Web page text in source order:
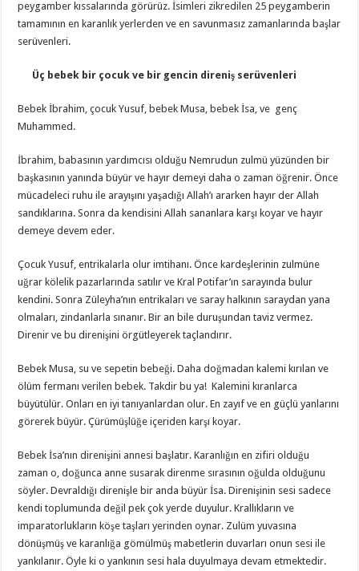
peygamber kıssalarında görürüz. İsimleri zikredilen 25 peygamberin
tamamının en karanlık yerlerden ve en savunmasız zamanlarında başlar
serüvenleri.
Üç bebek bir çocuk ve bir gencin direniş serüvenleri
Bebek İbrahim, çocuk Yusuf, bebek Musa, bebek İsa, ve genç
Muhammed.
İbrahim, babasının yardımcısı olduğu Nemrudun zulmü yüzünden bir
başkasının yanında büyür ve hayır demeyi daha o zaman öğrenir. Önce
mücadeleci ruhu ile arayışını yaşadığı Allah’ı ararken hayır der Allah
sandıklarına. Sonra da kendisini Allah sananlara karşı koyar ve hayır
demeye devem eder.
Çocuk Yusuf, entrikalarla olur imtihanı. Önce kardeşlerinin zulmüne
uğrar kölelik pazarlarında satılır ve Kral Potifar’ın sarayında bulur
kendini. Sonra Züleyha’nın entrikaları ve saray halkının saraydan yana
olmaları, zindanlarla sınanır. Bir an bile duruşundan taviz vermez.
Direnir ve bu direnişini örgütleyerek taçlandırır.
Bebek Musa, su ve sepetin bebeği. Daha doğmadan kalemi kırılan ve
ölüm fermanı verilen bebek. Takdir bu ya! Kalemini kıranlarca
büyütülür. Onları en iyi tanıyanlardan olur. En zayıf ve en güçlü yanlarını
görerek büyür. Çürümüşlüğe içeriden karşı koyar.
Bebek İsa’nın direnişini annesi başlatır. Karanlığın en zifiri olduğu
zaman o, doğunca anne susarak direnme sırasının oğulda olduğunu
söyler. Devraldığı direnişle bir anda büyür İsa. Direnişinin sesi sadece
kendi toplumunda değil pek çok yerde duyulur. Krallıkların ve
imparatorlukların köşe taşları yerinden oynar. Zulüm yuvasına
dönüşmüş ve karanlığa gömülmüş mabetlerin duvarları onun sesi ile
yankılanır. Öyle ki o yankının sesi hala duyulmaya devam etmektedir.